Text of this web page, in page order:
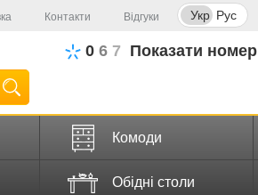
Контакти Відгуки Укр Рус
0 6 7 Показати номер
Комоди
Обідні столи